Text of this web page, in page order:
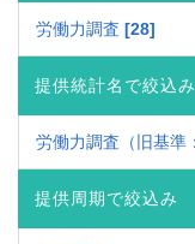
労働力調査 28
提供統計名で絞込み
提供周期で絞込み